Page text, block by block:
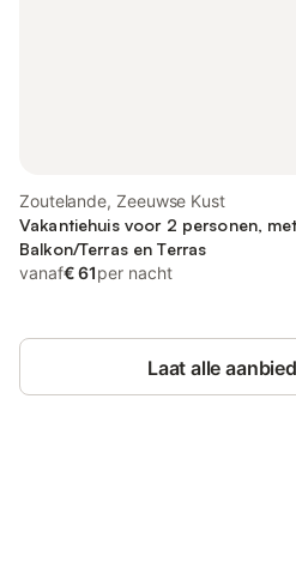
Zoutelande, Zeeuwse Kust
Vakantiehuis voor 2 personen, met
Balkon/Terras en Terras
vanaf€ 61per nacht
Laat alle